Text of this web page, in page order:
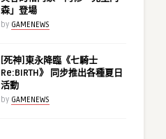
森」登場
by GAMENEWS
[死神]東永降臨《七騎士
Re:BIRTH》 同步推出各種夏日
活動
by GAMENEWS